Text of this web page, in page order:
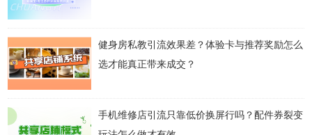
健身房私教引流效果差？体验卡与推荐奖励怎么
选才能真正带来成交？
手机维修店引流只靠低价换屏行吗？配件券裂变